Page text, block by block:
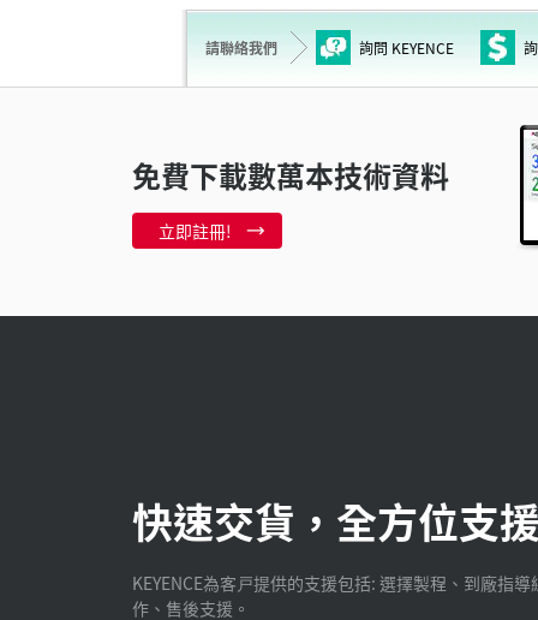
需要奈米等
請聯絡我們 詢問 KEYENCE
免費下載數萬本技術資料
立即註冊!
快速交貨，全方位支
KEYENCE為客戸提供的支援包括: 選擇製程、到廠指導
作、售後支援。